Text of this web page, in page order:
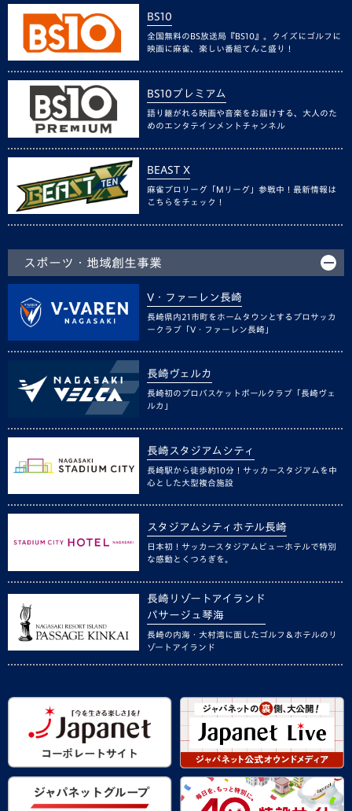
BS10
全国無料のBS放送局『BS10』。クイズにゴルフに
映画に麻雀、楽しい番組てんこ盛り！
BS10プレミアム
語り継がれる映画や音楽をお届けする、大人のた
めのエンタテインメントチャンネル
BEAST X
麻雀プロリーグ「Mリーグ」参戦中！最新情報は
こちらをチェック！
スポーツ・地域創生事業
V・ファーレン長崎
長崎県内21市町をホームタウンとするプロサッカ
ークラブ「V・ファーレン長崎」
長崎ヴェルカ
長崎初のプロバスケットボールクラブ「長崎ヴェ
ルカ」
長崎スタジアムシティ
長崎駅から徒歩約10分！サッカースタジアムを中
心とした大型複合施設
スタジアムシティホテル長崎
日本初！サッカースタジアムビューホテルで特別
な感動とくつろぎを。
長崎リゾートアイランド
パサージュ琴海
長崎の内海・大村湾に面したゴルフ＆ホテルのリ
ゾートアイランド